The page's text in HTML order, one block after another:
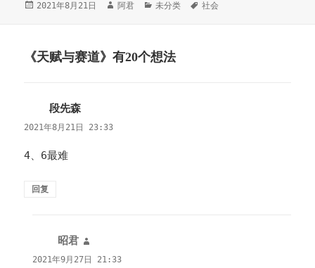
发
2021年8月21日
作
阿君
分
未分类
标
社会
《天赋与赛道》有20个想法
段先森
道：
2021年8月21日 23:33
4、6最难
回复
昭君
道：
2021年9月27日 21:33